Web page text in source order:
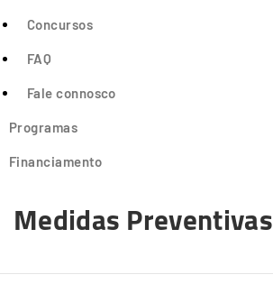
Concursos
FAQ
Fale connosco
Programas
Financiamento
Medidas Preventivas